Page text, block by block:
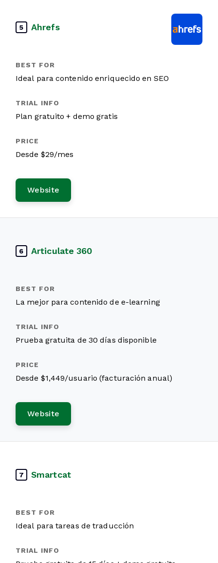
5 Ahrefs
Ideal para contenido enriquecido en SEO
Plan gratuito + demo gratis
Desde $29/mes
Website
6 Articulate 360
La mejor para contenido de e-learning
Prueba gratuita de 30 días disponible
Desde $1,449/usuario (facturación anual)
Website
7 Smartcat
Ideal para tareas de traducción